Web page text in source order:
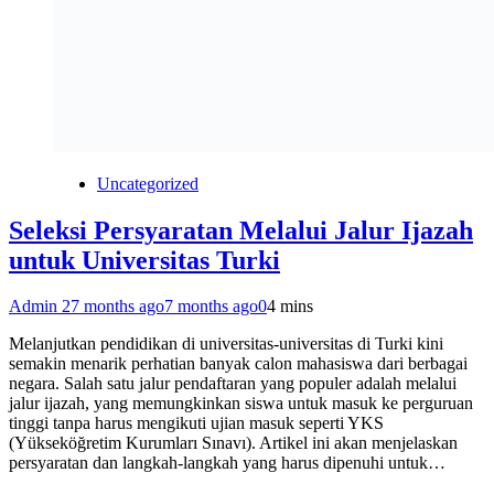
Uncategorized
Seleksi Persyaratan Melalui Jalur Ijazah
untuk Universitas Turki
Admin 27 months ago7 months ago04 mins
Melanjutkan pendidikan di universitas-universitas di Turki kini
semakin menarik perhatian banyak calon mahasiswa dari berbagai
negara. Salah satu jalur pendaftaran yang populer adalah melalui
jalur ijazah, yang memungkinkan siswa untuk masuk ke perguruan
tinggi tanpa harus mengikuti ujian masuk seperti YKS
(Yükseköğretim Kurumları Sınavı). Artikel ini akan menjelaskan
persyaratan dan langkah-langkah yang harus dipenuhi untuk…